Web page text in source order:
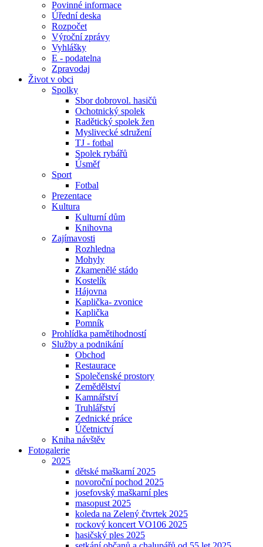
Povinné informace
Úřední deska
Rozpočet
Výroční zprávy
Vyhlášky
E - podatelna
Zpravodaj
Život v obci
Spolky
Sbor dobrovol. hasičů
Ochotnický spolek
Radětický spolek žen
Myslivecké sdružení
TJ - fotbal
Spolek rybářů
Úsměf
Sport
Fotbal
Prezentace
Kultura
Kulturní dům
Knihovna
Zajímavosti
Rozhledna
Mohyly
Zkamenělé stádo
Kostelík
Hájovna
Kaplička- zvonice
Kaplička
Pomník
Prohlídka pamětihodností
Služby a podnikání
Obchod
Restaurace
Společenské prostory
Zemědělství
Kamnářství
Truhlářství
Zednické práce
Účetnictví
Kniha návštěv
Fotogalerie
2025
dětské maškarní 2025
novoroční pochod 2025
josefovský maškarní ples
masopust 2025
koleda na Zelený čtvrtek 2025
rockový koncert VO106 2025
hasičský ples 2025